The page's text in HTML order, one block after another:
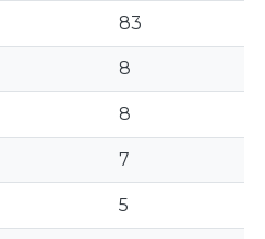
83
8
8
7
5